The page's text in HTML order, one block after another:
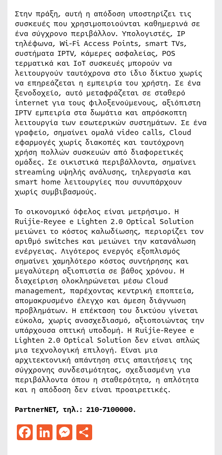
Στην πράξη, αυτή η απόδοση υποστηρίζει τις
συσκευές που χρησιμοποιούνται καθημερινά σε
ένα σύγχρονο περιβάλλον. Υπολογιστές, IP
τηλέφωνα, Wi-Fi Access Points, smart TVs,
συστήματα IPTV, κάμερες ασφαλείας, POS
τερματικά και IoT συσκευές μπορούν να
λειτουργούν ταυτόχρονα στο ίδιο δίκτυο χωρίς
να επηρεάζεται η εμπειρία του χρήστη. Σε ένα
ξενοδοχείο, αυτό μεταφράζεται σε σταθερό
internet για τους φιλοξενούμενους, αξιόπιστη
IPTV εμπειρία στα δωμάτια και απρόσκοπτη
λειτουργία των εσωτερικών συστημάτων. Σε ένα
γραφείο, σημαίνει ομαλά video calls, Cloud
εφαρμογές χωρίς διακοπές και ταυτόχρονη
χρήση πολλών συσκευών από διαφορετικές
ομάδες. Σε οικιστικά περιβάλλοντα, σημαίνει
streaming υψηλής ανάλυσης, τηλεργασία και
smart home λειτουργίες που συνυπάρχουν
χωρίς συμβιβασμούς.
Το οικονομικό όφελος είναι μετρήσιμο. Η
Ruijie-Reyee e Lighten 2.0 Optical Solution
μειώνει το κόστος καλωδίωσης, περιορίζει τον
αριθμό switches και μειώνει την κατανάλωση
ενέργειας. Λιγότερος ενεργός εξοπλισμός
σημαίνει χαμηλότερο κόστος συντήρησης και
μεγαλύτερη αξιοπιστία σε βάθος χρόνου. Η
διαχείριση ολοκληρώνεται μέσω Cloud
management, παρέχοντας κεντρική εποπτεία,
απομακρυσμένο έλεγχο και άμεση διάγνωση
προβλημάτων. Η επέκταση του δικτύου γίνεται
εύκολα, χωρίς ανασχεδιασμό, αξιοποιώντας την
υπάρχουσα οπτική υποδομή. Η Ruijie-Reyee e
Lighten 2.0 Optical Solution δεν είναι απλώς
μια τεχνολογική επιλογή. Είναι μια
αρχιτεκτονική απάντηση στις απαιτήσεις της
σύγχρονης συνδεσιμότητας, σχεδιασμένη για
περιβάλλοντα όπου η σταθερότητα, η απλότητα
και η απόδοση δεν είναι προαιρετικές.
PartnerNET, τηλ.: 210-7100000.
Facebook
LinkedIn
Messenger